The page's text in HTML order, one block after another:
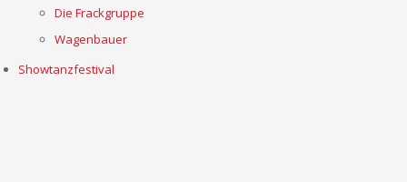
Die Frackgruppe
Wagenbauer
Showtanzfestival